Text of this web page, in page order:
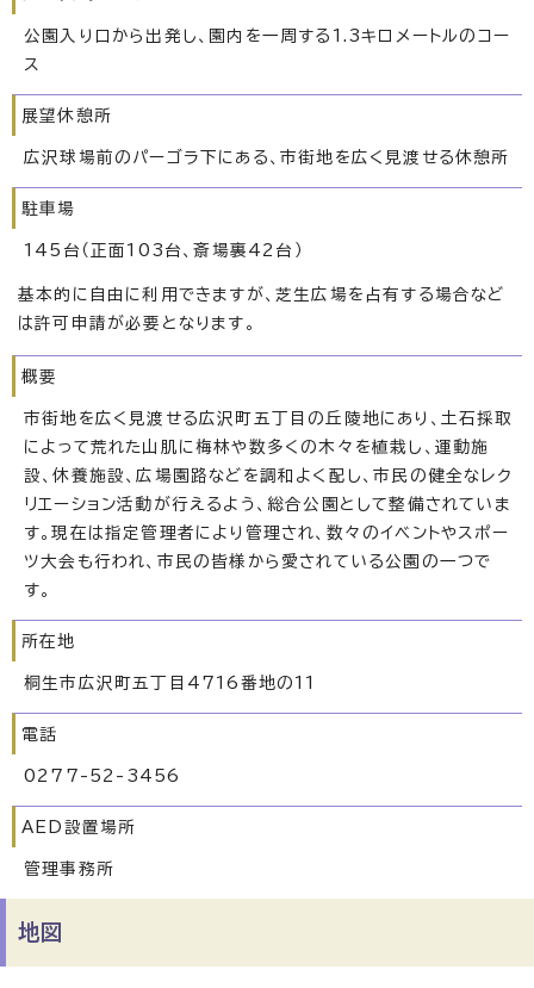
公園入り口から出発し、園内を一周する1.3キロメートルのコー
ス
展望休憩所
広沢球場前のパーゴラ下にある、市街地を広く見渡せる休憩所
駐車場
145台（正面103台、斎場裏42台）
基本的に自由に利用できますが、芝生広場を占有する場合など
は許可申請が必要となります。
概要
市街地を広く見渡せる広沢町五丁目の丘陵地にあり、土石採取
によって荒れた山肌に梅林や数多くの木々を植栽し、運動施
設、休養施設、広場園路などを調和よく配し、市民の健全なレク
リエーション活動が行えるよう、総合公園として整備されていま
す。現在は指定管理者により管理され、数々のイベントやスポー
ツ大会も行われ、市民の皆様から愛されている公園の一つで
す。
所在地
桐生市広沢町五丁目4716番地の11
電話
0277-52-3456
AED設置場所
管理事務所
地図